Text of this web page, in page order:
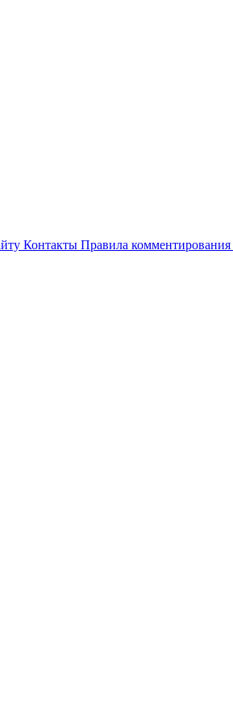
Контакты Правила комментирования